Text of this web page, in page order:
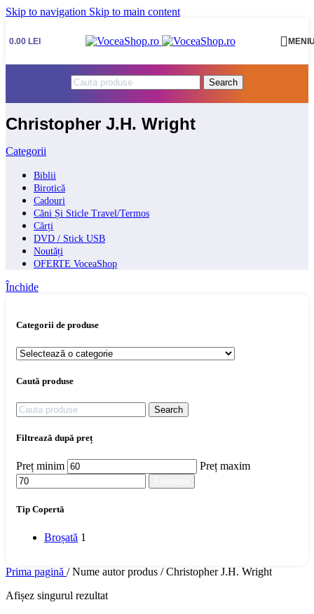
Skip to navigation Skip to main content
0.00 LEI
Search
Christopher J.H. Wright
Categorii
Biblii
Birotică
Cadouri
Căni Și Sticle Travel/Termos
Cărți
DVD / Stick USB
Noutăți
OFERTE VoceaShop
Închide
Categorii de produse
Caută produse
Search
Filtrează după preț
Preț minim Preț maxim
Tip Copertă
Broșată 1
Prima pagină / Nume autor produs / Christopher J.H. Wright
Afișez singurul rezultat